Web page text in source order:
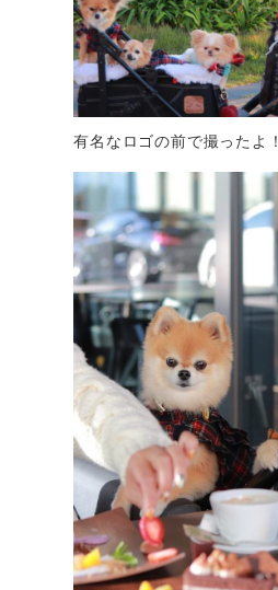
有名なロゴの前で撮ったよ！